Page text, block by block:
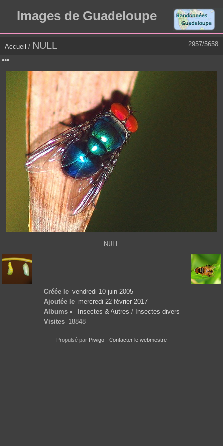
Images de Guadeloupe
2957/5658
Accueil / NULL
NULL
Créée le vendredi 10 juin 2005
Ajoutée le mercredi 22 février 2017
Albums
Insectes & Autres / Insectes divers
Visites 18848
Propulsé par Piwigo - Contacter le webmestre